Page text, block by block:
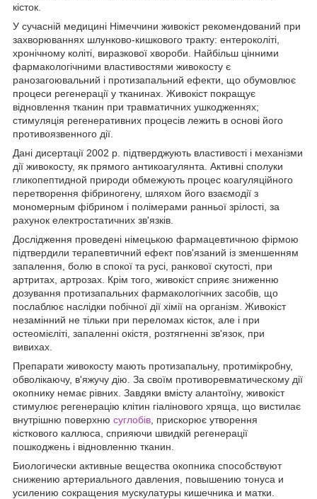
кісток.
У сучасній медицині Німеччини живокіст рекомендований при
захворюваннях шлунково-кишкового тракту: ентероколіті,
хронічному коліті, виразкової хвороби. Найбільш цінними
фармакологічними властивостями живокосту є
ранозагоювальний і протизапальний ефекти, що обумовлює
процеси регенерації у тканинах. Живокіст покращує
відновлення тканин при травматичних ушкодженнях;
стимуляція регенеративних процесів лежить в основі його
противоязвенного дії.
Дані дисертації 2002 р. підтверджують властивості і механізми
дії живокосту, як прямого антикоагулянта. Активні сполуки
гликопептидной природи обмежують процес коагуляційного
перетворення фібриногену, шляхом його взаємодії з
мономерным фібрином і полімерами ранньої зрілості, за
рахунок електростатичних зв'язків.
Дослідження проведені німецькою фармацевтичною фірмою
підтвердили терапевтичний ефект пов'язаний із зменшенням
запалення, болю в спокої та русі, ранкової скутості, при
артритах, артрозах. Крім того, живокіст сприяє зниженню
дозування протизапальних фармакологічних засобів, що
послаблює наслідки побічної дії хімії на організм. Живокіст
незамінний не тільки при переломах кісток, але і при
остеомієліті, запаленні окістя, розтягненні зв'язок, при
вивихах.
Препарати живокосту мають протизапальну, протимікробну,
обволікаючу, в'яжучу дію. За своїм противоревматическому дії
окопнику немає рівних. Завдяки вмісту алантоїну, живокіст
стимулює регенерацію клітин гіалінового хряща, що вистилає
внутрішню поверхню суглобів , прискорює утворення
кісткового каллюса, сприяючи швидкій регенерації
пошкоджень і відновленню тканин.
Биологически активные вещества окопника способствуют
снижению артериального давления, повышению тонуса и
усилению сокращения мускулатуры кишечника и матки.